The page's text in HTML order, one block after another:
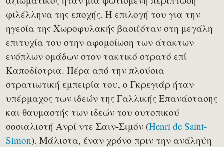
φιλέλληνα της εποχής. Η επιλογή του για την
ηγεσία της Χωροφυλακής βασιζόταν στη μεγάλη
επιτυχία του στην αφομοίωση των άτακτων
ενόπλων ομάδων στον τακτικό στρατό επί
Καποδίστρια. Πέρα από την πλούσια
στρατιωτική εμπειρία του, ο Γκρεγιάρ ήταν
υπέρμαχος των ιδεών της Γαλλικής Επανάστασης
και θαυμαστής των ιδεών του ουτοπικού
σοσιαλιστή Ανρί ντε Σαιν-Σιμόν (Henri de Saint-
Simon). Μάλιστα, έναν χρόνο πριν την ανάληψη